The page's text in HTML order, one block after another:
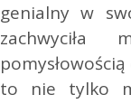
genialny w
zachwyciła
to nie tylko